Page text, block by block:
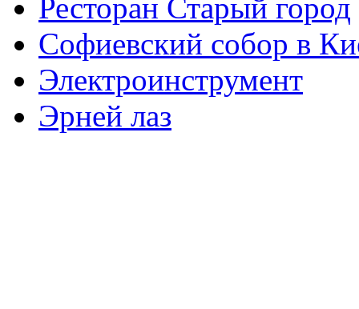
Ресторан Старый город
Софиевский собор в
Электроинструмент
Эрней лаз